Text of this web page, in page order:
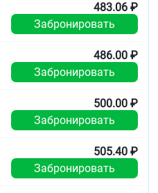
483.06 ₽
Забронировать
486.00 ₽
Забронировать
500.00 ₽
Забронировать
505.40 ₽
Забронировать